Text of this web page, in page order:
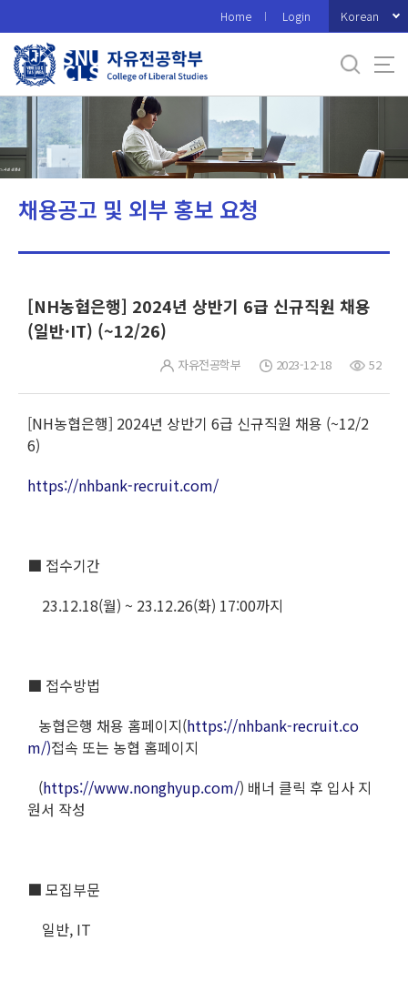
로
메
뉴
Home Login Korean
채용공고 및 외부 홍보 요청
[NH농협은행] 2024년 상반기 6급 신규직원 채용
(일반·IT) (~12/26)
자유전공학부 2023-12-18 52
[NH농협은행] 2024년 상반기 6급 신규직원 채용 (~12/2
6)
https://nhbank-recruit.com/
■ 접수기간
23.12.18(월) ~ 23.12.26(화) 17:00까지
■ 접수방법
농협은행 채용 홈페이지(https://nhbank-recruit.co
m/)접속 또는 농협 홈페이지
(https://www.nonghyup.com/) 배너 클릭 후 입사 지
원서 작성
■ 모집부문
일반, IT